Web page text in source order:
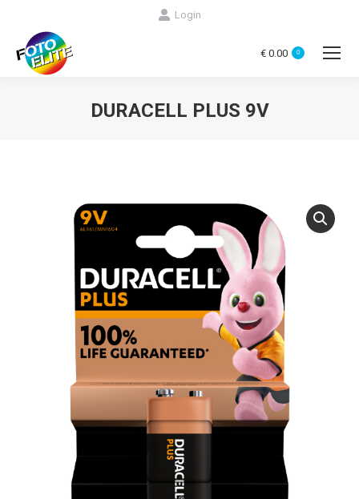
Login
€ 0.00 0
DURACELL PLUS 9V